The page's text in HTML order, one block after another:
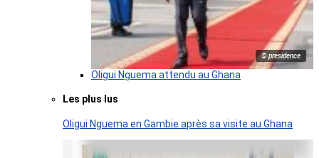
© presidence
Oligui Nguema attendu au Ghana
Les plus lus
Oligui Nguema en Gambie après sa visite au Ghana